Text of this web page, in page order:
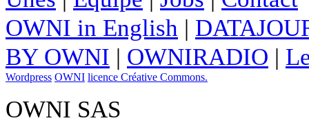
OWNI in English |
BY OWNI | OWNIRADIO |
Wordpress OWNI licence Créative Commons.
OWNI SAS